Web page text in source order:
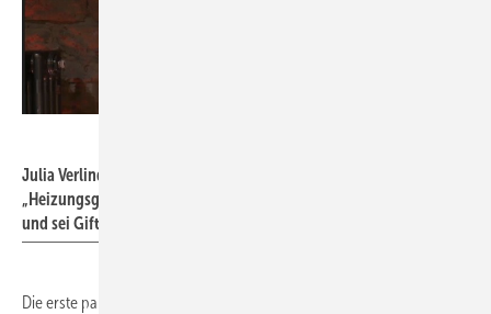
Julia Verlinden sprach sich für Kontinuität aus. Das
„Heizungsgesetz“ zurückzunehmen verunsichere die Menschen
und sei Gift für die Wirtschaft.
Die erste parlamentarische Keynote hielt Julia Verlinden. Nachdem